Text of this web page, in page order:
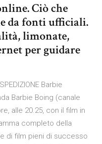
Ciò che
da fonti ufficiali.
limonate,
per guidare
Barbie
Barbie Boing (canale
alle 20.25, con il film in
completo della
di film pieni di successo